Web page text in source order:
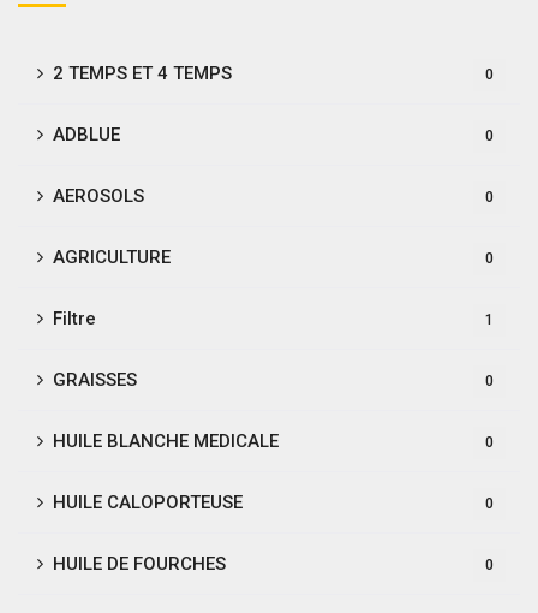
2 TEMPS ET 4 TEMPS 0
ADBLUE 0
AEROSOLS 0
AGRICULTURE 0
Filtre 1
GRAISSES 0
HUILE BLANCHE MEDICALE 0
HUILE CALOPORTEUSE 0
HUILE DE FOURCHES 0